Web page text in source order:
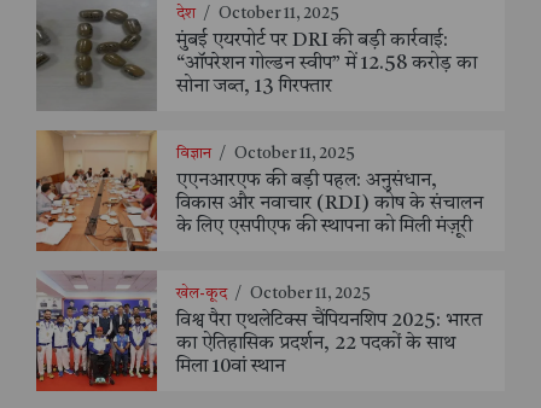
देश / October 11, 2025
मुंबई एयरपोर्ट पर DRI की बड़ी कार्रवाई:
“ऑपरेशन गोल्डन स्वीप” में 12.58 करोड़ का
सोना जब्त, 13 गिरफ्तार
विज्ञान / October 11, 2025
एएनआरएफ की बड़ी पहल: अनुसंधान,
विकास और नवाचार (RDI) कोष के संचालन
के लिए एसपीएफ की स्थापना को मिली मंज़ूरी
खेल-कूद / October 11, 2025
विश्व पैरा एथलेटिक्स चैंपियनशिप 2025: भारत
का ऐतिहासिक प्रदर्शन, 22 पदकों के साथ
मिला 10वां स्थान